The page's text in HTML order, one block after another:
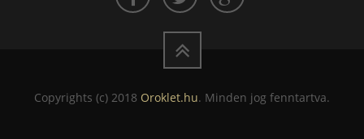
Copyrights (c) 2018 Oroklet.hu. Minden jog fenntartva.